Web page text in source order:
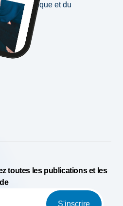
économique et du
toutes les publications et les
S'inscrire